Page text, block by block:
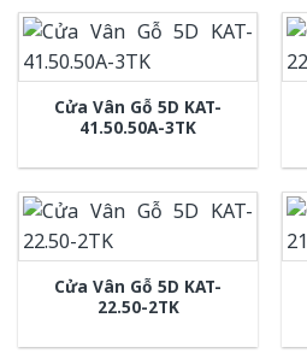
Cửa Vân Gỗ 5D KAT-
41.50.50A-3TK
Cửa Vân Gỗ 5D KAT-
22.50-2TK